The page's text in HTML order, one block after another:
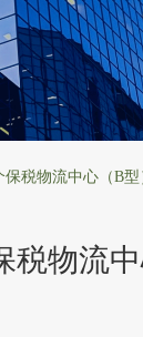
税物流
保税物流中心（B